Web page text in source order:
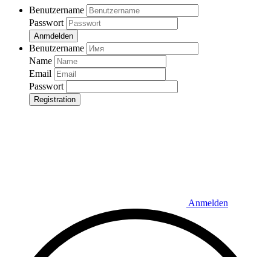
Benutzername
Passwort
Anmdelden
Benutzername
Name
Email
Passwort
Registration
Anmelden